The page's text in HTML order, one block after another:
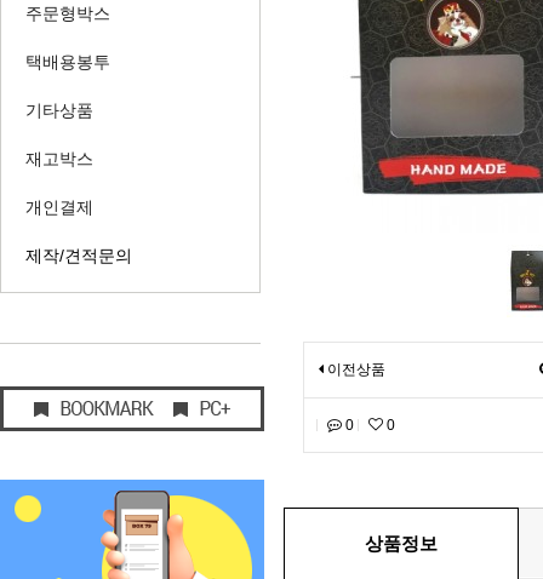
주문형박스
택배용봉투
기타상품
재고박스
개인결제
제작/견적문의
이전상품
0 0
상품정보